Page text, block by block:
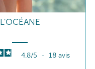
L'OCÉANE
4.8/5 - 18 avis